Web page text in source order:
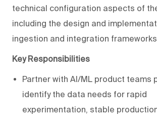
technical configuration aspects of
including the design and
ingestion and integration
Key Responsibilities
Partner with AI/ML product teams
identify the data needs for rapid
experimentation, stable